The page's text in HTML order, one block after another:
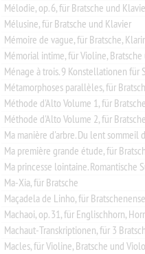
Mélodie, op. 6, für Bratsche und
Mélusine, für Bratsche und Klavier
Mémorial intime, für Violine,
Métamorphoses parallèles, für
Méthode d'Alto Volume 1, für Bratsche
Méthode d'Alto Volume 2, für Bratsche
Ma première grande étude, für
Ma-Xia, für Bratsche
Maçadela de Linho, für
Machaoi, op. 31, für Englischhorn,
Machaut-Transkriptionen, für 3
Macles, für Violine, Bratsche und